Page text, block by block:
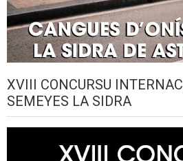
XVIII CONCURSU
SEMEYES LA SIDRA